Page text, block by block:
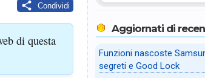
Condividi
di questa
Aggiornati di
Funzioni nascoste
segreti e Good Lock